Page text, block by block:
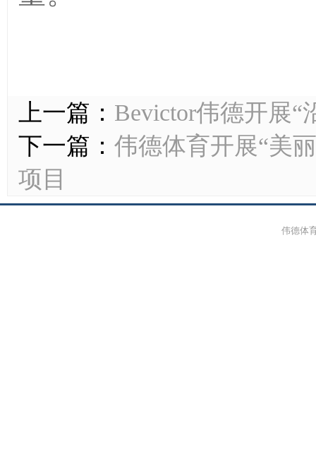
上一篇： Bevictor伟德开展
下一篇： 伟德体育开展“美
项目
伟德体